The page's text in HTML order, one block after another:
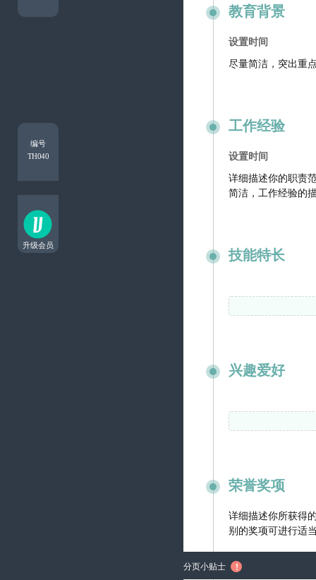
编号
TH040
升级会员
教育背景
工作经验
技能特长
兴趣爱好
荣誉奖项
分页小贴士 